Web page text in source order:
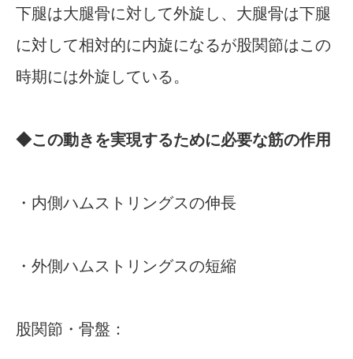
下腿は大腿骨に対して外旋し、大腿骨は下腿
に対して相対的に内旋になるが股関節はこの
時期には外旋している。
◆この動きを実現するために必要な筋の作用
・内側ハムストリングスの伸長
・外側ハムストリングスの短縮
股関節・骨盤：